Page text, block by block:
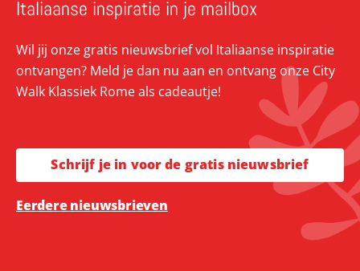
Italiaanse inspiratie in je mailbox
Wil jij onze gratis nieuwsbrief vol Italiaanse inspiratie
ontvangen? Meld je dan nu aan en ontvang onze City
Walk Klassiek Rome als cadeautje!
Schrijf je in voor de gratis nieuwsbrief
Eerdere nieuwsbrieven